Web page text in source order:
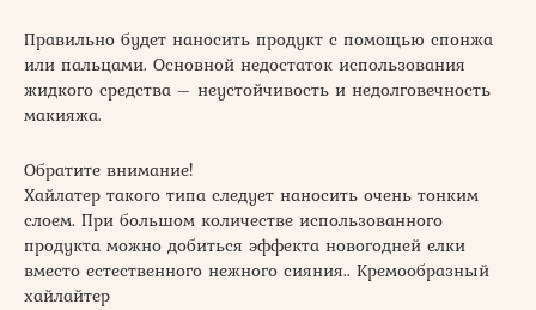
Правильно будет наносить продукт с помощью спонжа
или пальцами. Основной недостаток использования
жидкого средства – неустойчивость и недолговечность
макияжа.
Обратите внимание!
Хайлатер такого типа следует наносить очень тонким
слоем. При большом количестве использованного
продукта можно добиться эффекта новогодней елки
вместо естественного нежного сияния.. Кремообразный
хайлайтер